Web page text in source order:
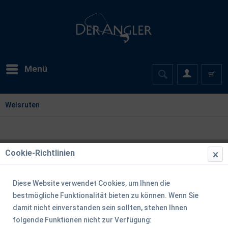
Menü
Welsruten
Cookie-Richtlinien
Diese Website verwendet Cookies, um Ihnen die
bestmögliche Funktionalität bieten zu können. Wenn Sie
damit nicht einverstanden sein sollten, stehen Ihnen
folgende Funktionen nicht zur Verfügung: